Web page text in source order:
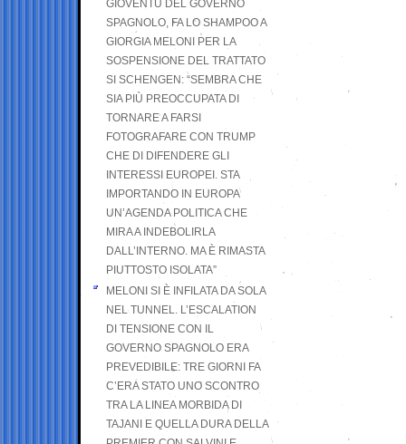
GIOVENTÙ DEL GOVERNO
SPAGNOLO, FA LO SHAMPOO A
GIORGIA MELONI PER LA
SOSPENSIONE DEL TRATTATO
SI SCHENGEN: “SEMBRA CHE
SIA PIÙ PREOCCUPATA DI
TORNARE A FARSI
FOTOGRAFARE CON TRUMP
CHE DI DIFENDERE GLI
INTERESSI EUROPEI. STA
IMPORTANDO IN EUROPA
UN’AGENDA POLITICA CHE
MIRA A INDEBOLIRLA
DALL’INTERNO. MA È RIMASTA
PIUTTOSTO ISOLATA”
MELONI SI È INFILATA DA SOLA
NEL TUNNEL. L’ESCALATION
DI TENSIONE CON IL
GOVERNO SPAGNOLO ERA
PREVEDIBILE: TRE GIORNI FA
C’ERA STATO UNO SCONTRO
TRA LA LINEA MORBIDA DI
TAJANI E QUELLA DURA DELLA